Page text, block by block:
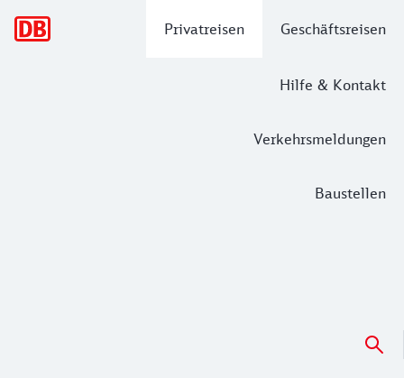
Privatreisen Geschäftsreisen
Hilfe & Kontakt
Verkehrsmeldungen
Baustellen